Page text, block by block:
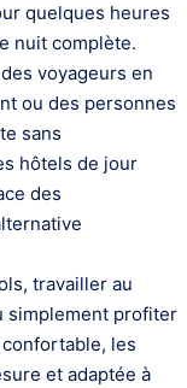
quelques heures
nuit complète.
voyageurs en
ou des personnes
sans
hôtels de jour
des
travailler au
simplement profiter
confortable, les
et adaptée à